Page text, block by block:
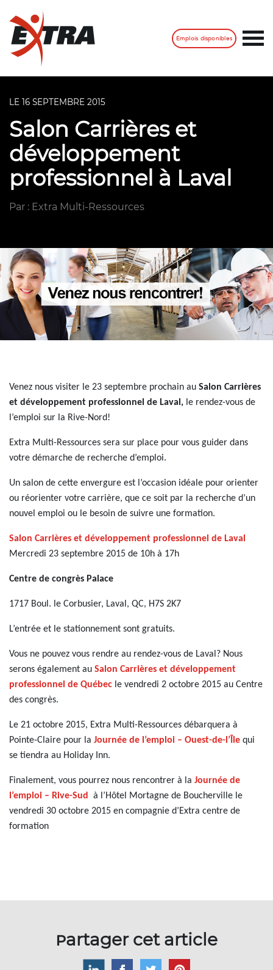
Emplois disponibles
LE 16 SEPTEMBRE 2015
Salon Carrières et
développement
professionnel à Laval
Par : Extra Multi-Ressources
Venez nous visiter le 23 septembre prochain au Salon Carrières
et développement professionnel de Laval, le rendez-vous de
l’emploi sur la Rive-Nord!
Extra Multi-Ressources sera sur place pour vous guider dans
votre démarche de recherche d’emploi.
Un salon de cette envergure est l’occasion idéale pour orienter
ou réorienter votre carrière, que ce soit par la recherche d’un
nouvel emploi ou le besoin de suivre une formation.
Salon Carrières et développement professionnel de Laval
Mercredi 23 septembre 2015 de 10h à 17h
Centre de congrès Palace
1717 Boul. le Corbusier, Laval, QC, H7S 2K7
L’entrée et le stationnement sont gratuits.
Vous ne pouvez vous rendre au rendez-vous de Laval? Nous
serons également au Salon Carrières et développement
professionnel de Québec le vendredi 2 octobre 2015 au Centre
des congrès.
Le 21 octobre 2015, Extra Multi-Ressources débarquera à
Pointe-Claire pour la Journée de l’emploi – Ouest-de-l’Île qui
se tiendra au Holiday Inn.
Finalement, vous pourrez nous rencontrer à la Journée de
l’emploi – Rive-Sud à l’Hôtel Mortagne de Boucherville le
vendredi 30 octobre 2015 en compagnie d’Extra centre de
formation
Partager cet article